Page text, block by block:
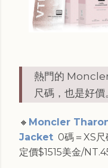
熱門的
尺碼，也是好價
🔸 Moncler
Jacket 0碼＝XS尺
定價$1515美金/